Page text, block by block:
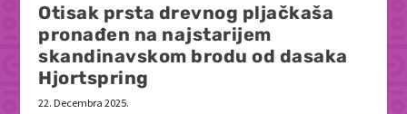
Otisak prsta drevnog pljačkaša
pronađen na najstarijem
skandinavskom brodu od dasaka
Hjortspring
22. Decembra 2025.